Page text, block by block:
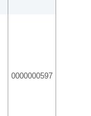
0000000597